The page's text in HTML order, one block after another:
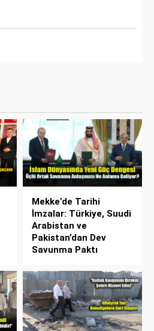
Mekke’de Tarihi
İmzalar: Türkiye, Suudi
Arabistan ve
Pakistan’dan Dev
Savunma Paktı